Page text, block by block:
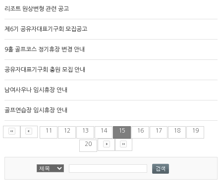
리조트 원상변형 관련 공고
제6기 공유자대표기구회 모집공고
9홀 골프코스 정기휴장 변경 안내
공유자대표기구회 충원 모집 안내
남여사우나 임시휴장 안내
골프연습장 임시휴장 안내
11 12 13 14 15 16 17 18 19
20